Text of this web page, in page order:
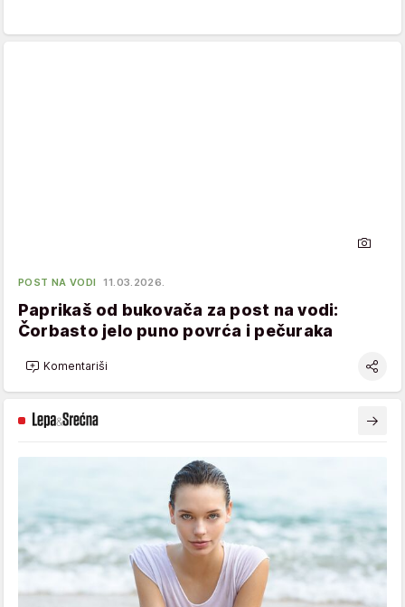
POST NA VODI 11.03.2026.
Paprikaš od bukovača za post na vodi:
Čorbasto jelo puno povrća i pečuraka
Komentariši